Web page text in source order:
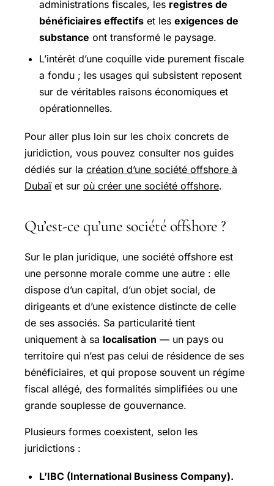
administrations fiscales, les registres de
bénéficiaires effectifs et les exigences de
substance ont transformé le paysage.
L’intérêt d’une coquille vide purement fiscale
a fondu ; les usages qui subsistent reposent
sur de véritables raisons économiques et
opérationnelles.
Pour aller plus loin sur les choix concrets de
juridiction, vous pouvez consulter nos guides
dédiés sur la création d’une société offshore à
Dubaïet sur où créer une société offshore.
Qu’est-ce qu’une société offshore ?
Sur le plan juridique, une société offshore est
une personne morale comme une autre : elle
dispose d’un capital, d’un objet social, de
dirigeants et d’une existence distincte de celle
de ses associés. Sa particularité tient
uniquement à sa localisation — un pays ou
territoire qui n’est pas celui de résidence de ses
bénéficiaires, et qui propose souvent un régime
fiscal allégé, des formalités simplifiées ou une
grande souplesse de gouvernance.
Plusieurs formes coexistent, selon les
juridictions :
L’IBC (International Business Company).